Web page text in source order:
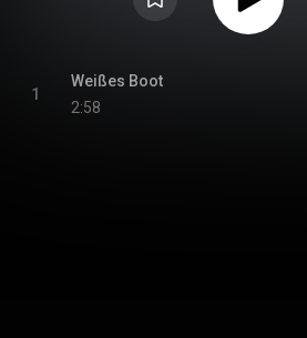
1
Weißes Boot
2:58